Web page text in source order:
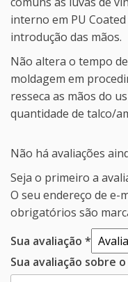
interno em PU
introdução das mãos.
Não altera o tempo
moldagem em
resseca as mãos do
quantidade de talco/
Não há avaliações
Seja o primeiro a
O seu endereço de e-
obrigatórios são
Sua avaliação *
Sua avaliação sobre